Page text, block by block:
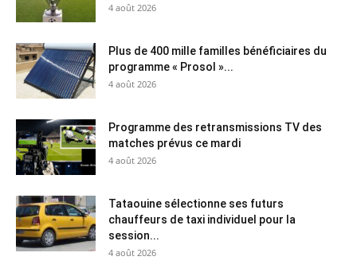
4 août 2026
Plus de 400 mille familles bénéficiaires du
programme « Prosol »...
4 août 2026
Programme des retransmissions TV des
matches prévus ce mardi
4 août 2026
Tataouine sélectionne ses futurs
chauffeurs de taxi individuel pour la
session...
4 août 2026